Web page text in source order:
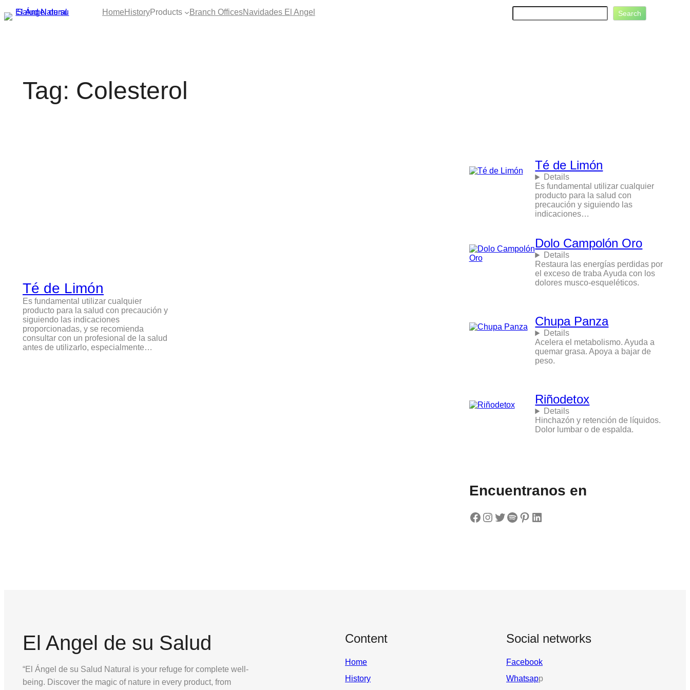
Skip
to
Home HistoryProducts Branch OfficesNavidades El Angel
S
e
Search
Tag: Colesterol
Té de Limón
Es fundamental utilizar cualquier
producto para la salud con precaución y
siguiendo las indicaciones
proporcionadas, y se recomienda
consultar con un profesional de la salud
antes de utilizarlo, especialmente…
Té de Limón
Details
Es fundamental utilizar cualquier
producto para la salud con
precaución y siguiendo las
indicaciones…
Dolo Campolón Oro
Details
Restaura las energías perdidas por
el exceso de traba Ayuda con los
dolores musco-esqueléticos.
Chupa Panza
Details
Acelera el metabolismo. Ayuda a
quemar grasa. Apoya a bajar de
peso.
Riñodetox
Details
Hinchazón y retención de líquidos.
Dolor lumbar o de espalda.
Encuentranos en
Facebook Instagram Twitter Spotify Pinterest LinkedIn
El Angel de su Salud
“El Ángel de su Salud Natural is your refuge for complete well-
being. Discover the magic of nature in every product, from
Content
Home
History
Social networks
Facebook
Whatsapp